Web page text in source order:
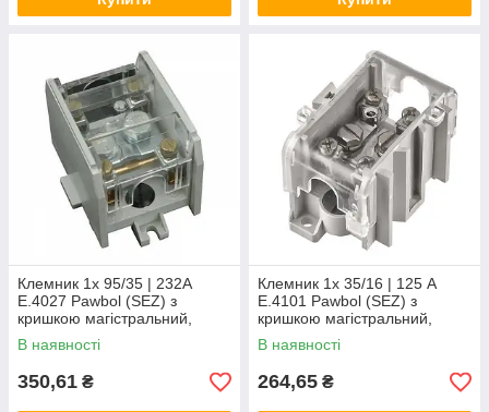
Клемник 1x 95/35 | 232А
E.4027 Pawbol (SEZ) з
кришкою магістральний,
розгалужена клемна колодка
В наявності
350,61 ₴
Клемник 1x 35/16 | 125 А
E.4101 Pawbol (SEZ) з
кришкою магістральний,
розгалужена клемна колодка
В наявності
264,65 ₴